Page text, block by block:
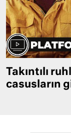
Takıntılı
casusların